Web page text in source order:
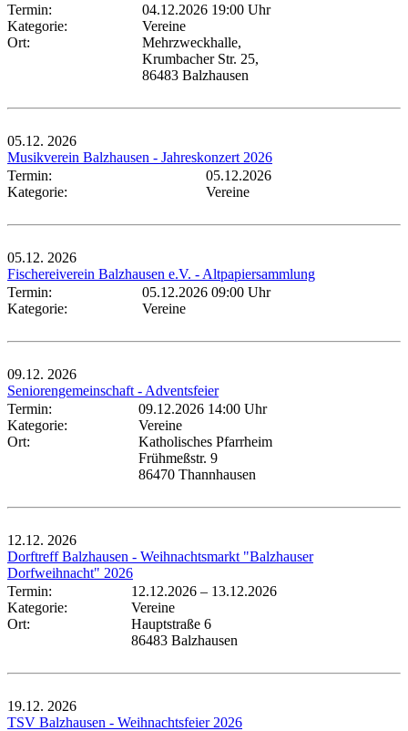
Termin:
04.12.2026 19:00 Uhr
Kategorie:
Vereine
Ort:
Mehrzweckhalle,
Krumbacher Str. 25,
86483 Balzhausen
05.12. 2026
Musikverein Balzhausen - Jahreskonzert 2026
Termin:
05.12.2026
Kategorie:
Vereine
05.12. 2026
Fischereiverein Balzhausen e.V. - Altpapiersammlung
Termin:
05.12.2026 09:00 Uhr
Kategorie:
Vereine
09.12. 2026
Seniorengemeinschaft - Adventsfeier
Termin:
09.12.2026 14:00 Uhr
Kategorie:
Vereine
Ort:
Katholisches Pfarrheim
Frühmeßstr. 9
86470 Thannhausen
12.12. 2026
Dorftreff Balzhausen - Weihnachtsmarkt "Balzhauser
Dorfweihnacht" 2026
Termin:
12.12.2026 – 13.12.2026
Kategorie:
Vereine
Ort:
Hauptstraße 6
86483 Balzhausen
19.12. 2026
TSV Balzhausen - Weihnachtsfeier 2026